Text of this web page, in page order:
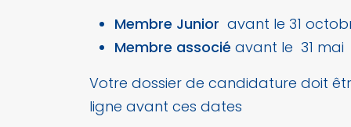
Membre Junior avant le 31
Membre associé avant le 31 mai
Votre dossier de candidature doit
ligne avant ces dates